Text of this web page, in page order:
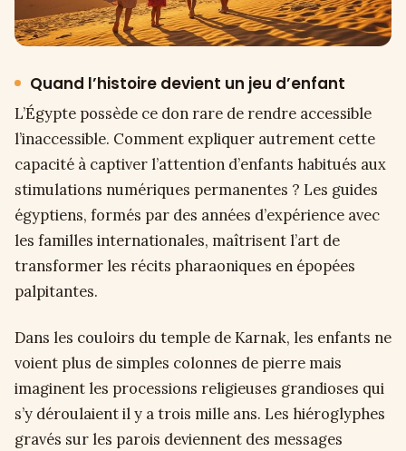
Quand l’histoire devient un jeu d’enfant
L’Égypte possède ce don rare de rendre accessible
l’inaccessible. Comment expliquer autrement cette
capacité à captiver l’attention d’enfants habitués aux
stimulations numériques permanentes ? Les guides
égyptiens, formés par des années d’expérience avec
les familles internationales, maîtrisent l’art de
transformer les récits pharaoniques en épopées
palpitantes.
Dans les couloirs du temple de Karnak, les enfants ne
voient plus de simples colonnes de pierre mais
imaginent les processions religieuses grandioses qui
s’y déroulaient il y a trois mille ans. Les hiéroglyphes
gravés sur les parois deviennent des messages